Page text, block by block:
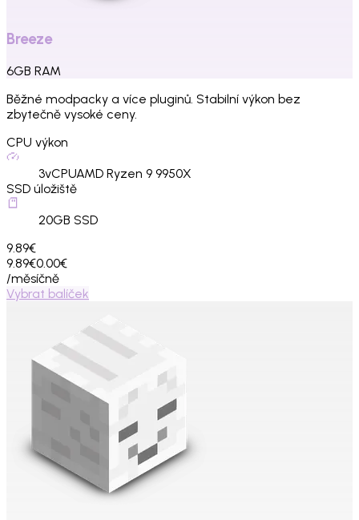
Breeze
6GB RAM
Běžné modpacky a více pluginů. Stabilní výkon bez
zbytečně vysoké ceny.
CPU výkon
3vCPUAMD Ryzen 9 9950X
SSD úložiště
20GB SSD
9.89€
9.89€0.00€
/měsíčně
Vybrat balíček